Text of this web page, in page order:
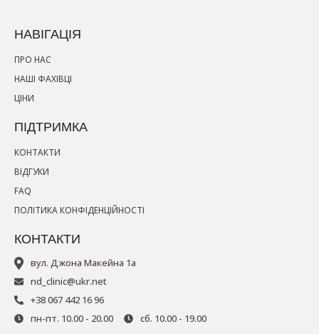
НАВІГАЦІЯ
ПРО НАС
НАШІ ФАХІВЦІ
ЦІНИ
ПІДТРИМКА
КОНТАКТИ
ВІДГУКИ
FAQ
ПОЛІТИКА КОНФІДЕНЦІЙНОСТІ
КОНТАКТИ
вул. Джона Макейна 1а
nd_clinic@ukr.net
+38 067 442 16 96
пн-пт. 10.00 - 20.00
сб. 10.00 - 19.00